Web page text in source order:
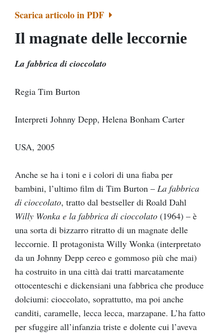
Scarica articolo in PDF
Il magnate delle leccornie
La fabbrica di cioccolato
Regia Tim Burton
Interpreti Johnny Depp, Helena Bonham Carter
USA, 2005
Anche se ha i toni e i colori di una fiaba per
bambini, l’ultimo film di Tim Burton – La fabbrica
di cioccolato, tratto dal bestseller di Roald Dahl
Willy Wonka e la fabbrica di cioccolato (1964) – è
una sorta di bizzarro ritratto di un magnate delle
leccornie. Il protagonista Willy Wonka (interpretato
da un Johnny Depp cereo e gommoso più che mai)
ha costruito in una città dai tratti marcatamente
ottocenteschi e dickensiani una fabbrica che produce
dolciumi: cioccolato, soprattutto, ma poi anche
canditi, caramelle, lecca lecca, marzapane. L’ha fatto
per sfuggire all’infanzia triste e dolente cui l’aveva